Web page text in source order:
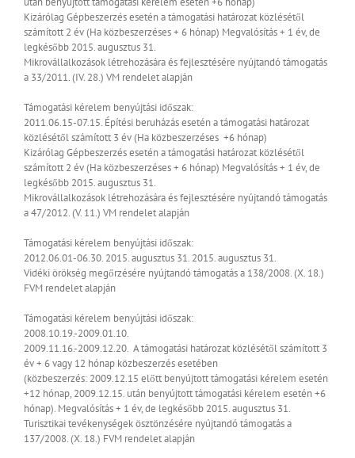
Kizárólag Gépbeszerzés esetén a támogatási határozat közlésétől
számított 2 év (Ha közbeszerzéses + 6 hónap) Megvalósítás + 1 év, de
legkésőbb 2015. augusztus 31.
Mikrovállalkozások létrehozására és fejlesztésére nyújtandó támogatás
a 33/2011. (IV. 28.) VM rendelet alapján
Támogatási kérelem benyújtási időszak:
2011.06.15-07.15. Építési beruházás esetén a támogatási határozat
közlésétől számított 3 év (Ha közbeszerzéses +6 hónap)
Kizárólag Gépbeszerzés esetén a támogatási határozat közlésétől
számított 2 év (Ha közbeszerzéses + 6 hónap) Megvalósítás + 1 év, de
legkésőbb 2015. augusztus 31.
Mikrovállalkozások létrehozására és fejlesztésére nyújtandó támogatás
a 47/2012. (V. 11.) VM rendelet alapján
Támogatási kérelem benyújtási időszak:
2012.06.01-06.30. 2015. augusztus 31. 2015. augusztus 31.
Vidéki örökség megőrzésére nyújtandó támogatás a 138/2008. (X. 18.)
FVM rendelet alapján
Támogatási kérelem benyújtási időszak:
2008.10.19.-2009.01.10.
2009.11.16.-2009.12.20. A támogatási határozat közlésétől számított 3
év + 6 vagy 12 hónap közbeszerzés esetében
(közbeszerzés: 2009.12.15 előtt benyújtott támogatási kérelem esetén
+12 hónap, 2009.12.15. után benyújtott támogatási kérelem esetén +6
hónap). Megvalósítás + 1 év, de legkésőbb 2015. augusztus 31.
Turisztikai tevékenységek ösztönzésére nyújtandó támogatás a
137/2008. (X. 18.) FVM rendelet alapján